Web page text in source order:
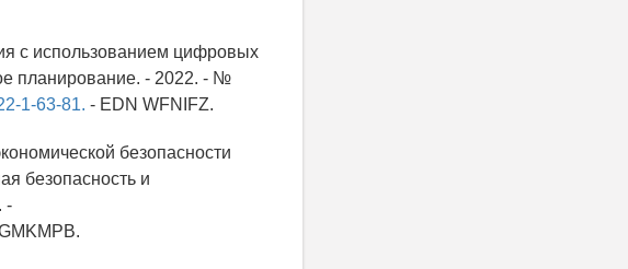
с использованием цифровых
планирование. - 2022. - №
1-63-81. - EDN WFNIFZ.
безопасности
безопасность и
-